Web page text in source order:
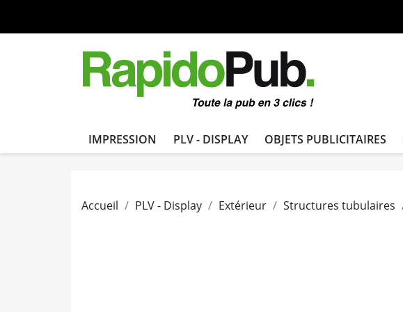
IMPRESSION PLV - DISPLAY OBJETS PUBLICITAIRES
Accueil PLV - Display Extérieur Structures tubulaires